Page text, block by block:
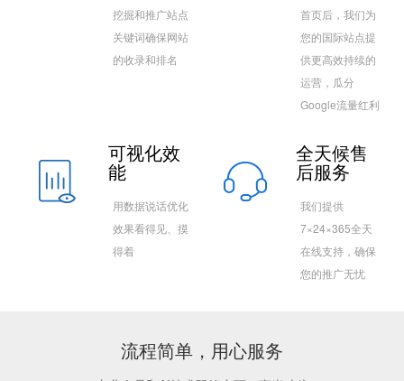
挖掘和推广站点
关键词确保网站
的收录和排名
首页后，我们为
您的国际站点提
供更高效持续的
运营，瓜分
Google流量红利
可视化效
能
用数据说话优化
效果看得见、摸
得着
全天候售
后服务
我们提供
7×24×365全天
在线支持，确保
您的推广无忧
流程简单，用心服务